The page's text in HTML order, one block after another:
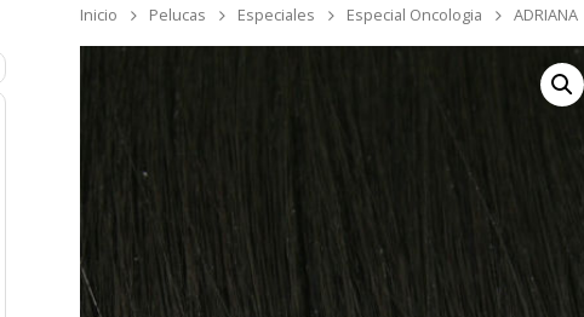
Inicio Pelucas Especiales Especial Oncologia ADRIANA